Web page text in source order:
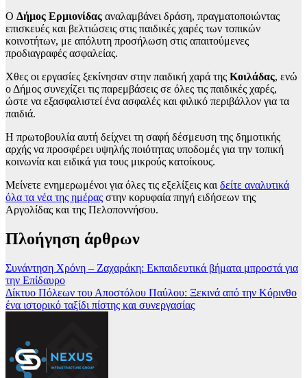
Ο Δήμος Ερμιονίδας αναλαμβάνει δράση, πραγματοποιώντας
επισκευές και βελτιώσεις στις παιδικές χαρές των τοπικών
κοινοτήτων, με απόλυτη προσήλωση στις απαιτούμενες
προδιαγραφές ασφαλείας.
Χθες οι εργασίες ξεκίνησαν στην παιδική χαρά της Κοιλάδας, ενώ
ο Δήμος συνεχίζει τις παρεμβάσεις σε όλες τις παιδικές χαρές,
ώστε να εξασφαλιστεί ένα ασφαλές και φιλικό περιβάλλον για τα
παιδιά.
Η πρωτοβουλία αυτή δείχνει τη σαφή δέσμευση της δημοτικής
αρχής να προσφέρει υψηλής ποιότητας υποδομές για την τοπική
κοινωνία και ειδικά για τους μικρούς κατοίκους.
Μείνετε ενημερωμένοι για όλες τις εξελίξεις καιδείτε αναλυτικά
όλα τα νέα της ημέρας στην κορυφαία πηγή ειδήσεων της
Αργολίδας και της Πελοποννήσου.
Πλοήγηση άρθρων
Συνάντηση Χρόνη – Ζαχαράκη: Εκπαιδευτικά βήματα μπροστά για
την Επίδαυρο
Δίκτυο Πόλεων του Αποστόλου Παύλου: Ξεκινά από την Κόρινθο
ένα ιστορικό ταξίδι πίστης και συνεργασίας